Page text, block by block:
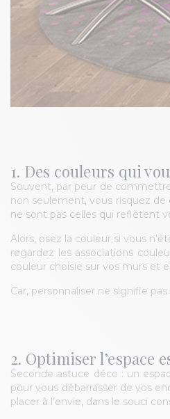
1. Des couleurs qui
Souvent, par peur de
non seulement, vous risquez de
ne sont pas celles qui reflètent
Alors, osez la couleur si vous
regardez les associations
couleur choisie sur vos murs et
Car, personnaliser ne signifie
2. Optimiser l’espace
Seconde astuce déco : un
pour vous débarrasser de vos
placer à l’envie, dans le souci